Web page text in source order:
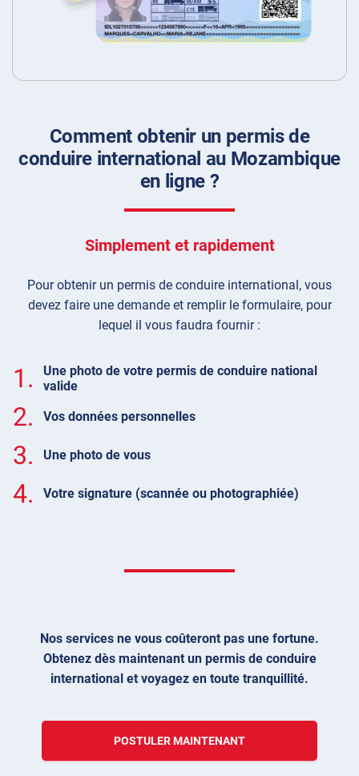
Comment obtenir un permis de
conduire international au Mozambique
en ligne ?
Simplement et rapidement
Pour obtenir un permis de conduire international, vous
devez faire une demande et remplir le formulaire, pour
lequel il vous faudra fournir :
1.
Une photo de votre permis de conduire national
valide
2. Vos données personnelles
3. Une photo de vous
4. Votre signature (scannée ou photographiée)
Nos services ne vous coûteront pas une fortune.
Obtenez dès maintenant un permis de conduire
international et voyagez en toute tranquillité.
POSTULER MAINTENANT